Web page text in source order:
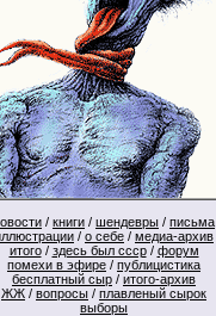
/ книги / шендевры / письма
/ о себе / медиа-архив
итого/ здесь был ссср/ форум
помехи в эфире / публицистика
бесплатный сыр / итого-архив
ЖЖ / вопросы / плавленый сырок
выборы